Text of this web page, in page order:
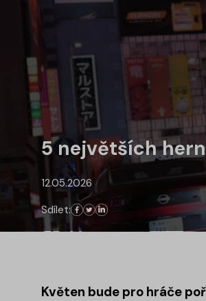
5 největších
12.05.2026
Sdílet:
Květen bude pro hráče